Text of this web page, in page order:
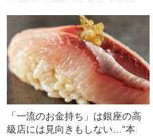
「一流のお金持ち」は銀座の高
級店には見向きもしない…“本